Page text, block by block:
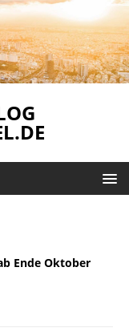
Ende Oktober